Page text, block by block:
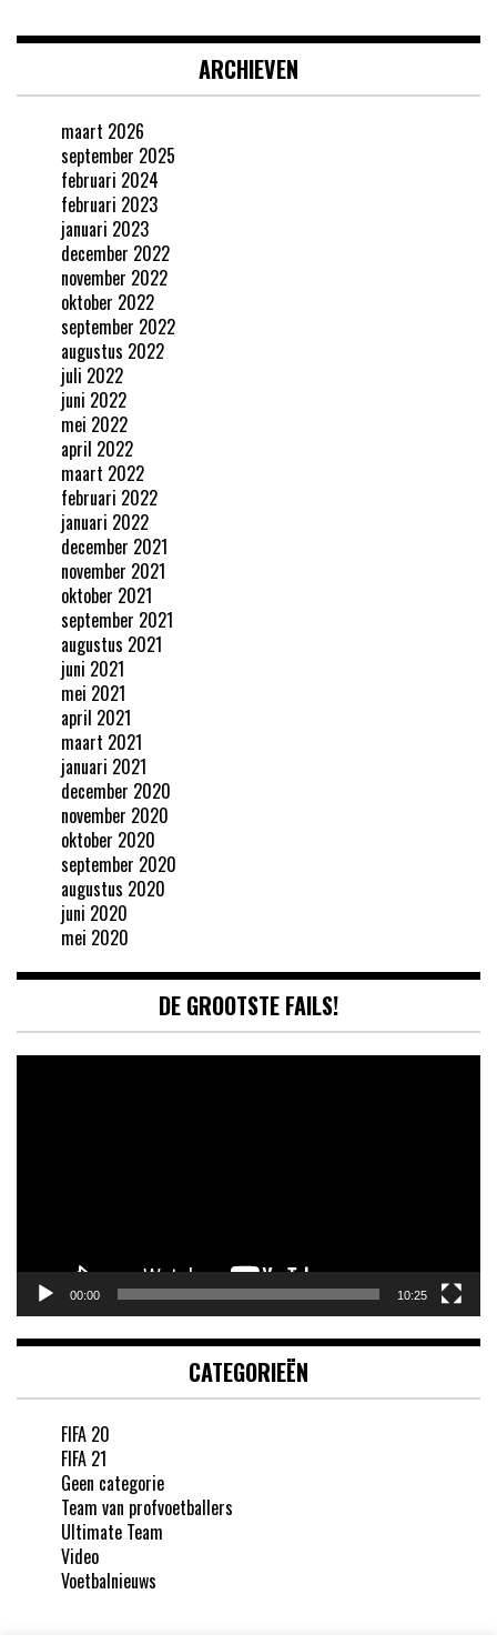
ARCHIEVEN
maart 2026
september 2025
februari 2024
februari 2023
januari 2023
december 2022
november 2022
oktober 2022
september 2022
augustus 2022
juli 2022
juni 2022
mei 2022
april 2022
maart 2022
februari 2022
januari 2022
december 2021
november 2021
oktober 2021
september 2021
augustus 2021
juni 2021
mei 2021
april 2021
maart 2021
januari 2021
december 2020
november 2020
oktober 2020
september 2020
augustus 2020
juni 2020
mei 2020
DE GROOTSTE FAILS!
00:00 10:25
CATEGORIEËN
FIFA 20
FIFA 21
Geen categorie
Team van profvoetballers
Ultimate Team
Video
Voetbalnieuws